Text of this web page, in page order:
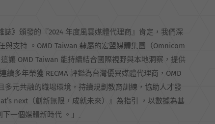
》頒發的『2024 年度風雲媒體代理商』肯定，我們深
支持 。OMD Taiwan 隸屬的宏盟媒體集團（Omnicom
讓 OMD Taiwan 能持續結合國際視野與本地洞察，提供
多年榮獲 RECMA 評鑑為台灣優異媒體代理商，OMD
元共融的職場環境，持續規劃教育訓練，協助人才發
next（創新無限，成就未來）』為指引 ，以數據為基
一個媒體新時代 。」